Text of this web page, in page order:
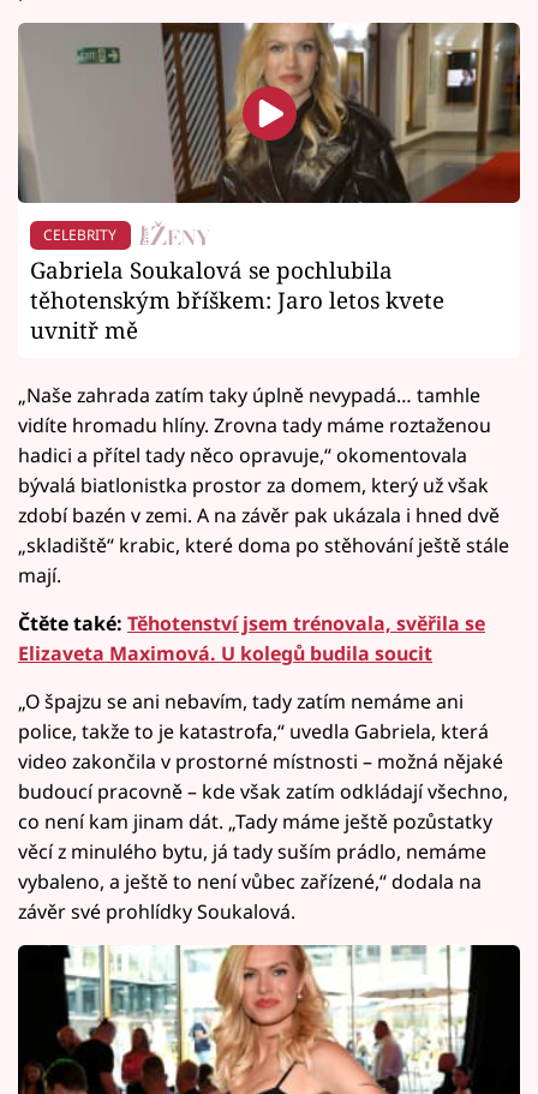
CELEBRITY
Gabriela Soukalová se pochlubila
těhotenským bříškem: Jaro letos kvete
uvnitř mě
„Naše zahrada zatím taky úplně nevypadá… tamhle
vidíte hromadu hlíny. Zrovna tady máme roztaženou
hadici a přítel tady něco opravuje,“ okomentovala
bývalá biatlonistka prostor za domem, který už však
zdobí bazén v zemi. A na závěr pak ukázala i hned dvě
„skladiště“ krabic, které doma po stěhování ještě stále
mají.
Čtěte také: Těhotenství jsem trénovala, svěřila se
Elizaveta Maximová. U kolegů budila soucit
„O špajzu se ani nebavím, tady zatím nemáme ani
police, takže to je katastrofa,“ uvedla Gabriela, která
video zakončila v prostorné místnosti – možná nějaké
budoucí pracovně – kde však zatím odkládají všechno,
co není kam jinam dát. „Tady máme ještě pozůstatky
věcí z minulého bytu, já tady suším prádlo, nemáme
vybaleno, a ještě to není vůbec zařízené,“ dodala na
závěr své prohlídky Soukalová.